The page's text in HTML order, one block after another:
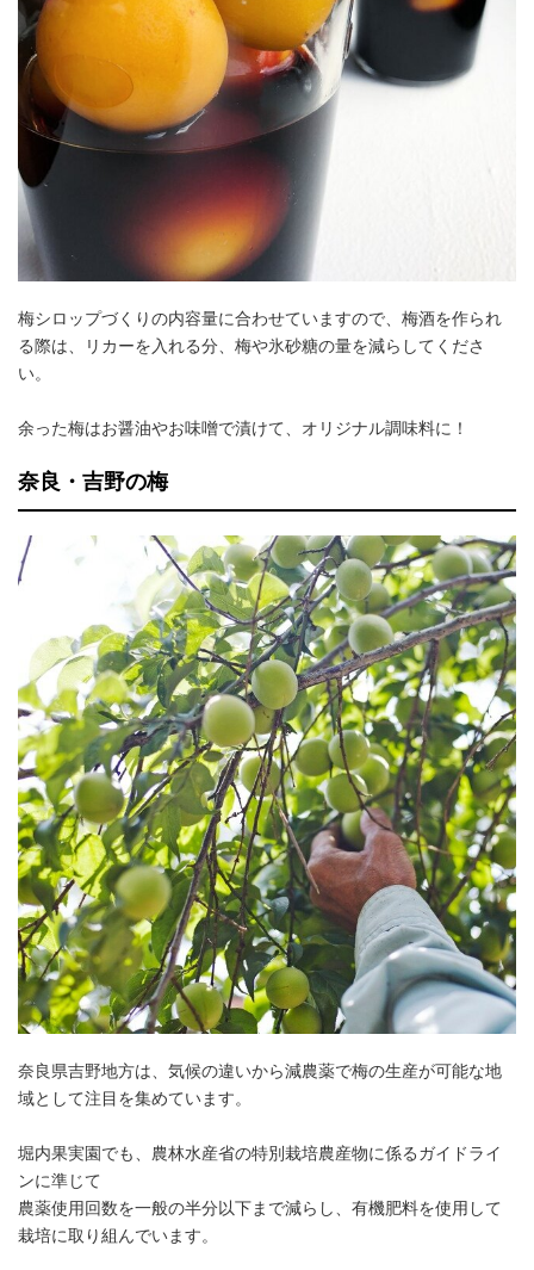
梅シロップづくりの内容量に合わせていますので、梅酒を作られ
る際は、リカーを入れる分、梅や氷砂糖の量を減らしてくださ
い。
余った梅はお醤油やお味噌で漬けて、オリジナル調味料に！
奈良・吉野の梅
奈良県吉野地方は、気候の違いから減農薬で梅の生産が可能な地
域として注目を集めています。
堀内果実園でも、農林水産省の特別栽培農産物に係るガイドライ
ンに準じて
農薬使用回数を一般の半分以下まで減らし、有機肥料を使用して
栽培に取り組んでいます。